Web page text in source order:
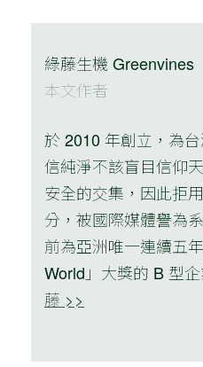
綠藤生機 Greenvines
本文作者
於 2010 年創立，為
信純淨不該盲目信仰
安全的交集，因此拒
分，被國際媒體譽為
前為亞洲唯一連續五
World」大獎的 B 型企
藤 >>